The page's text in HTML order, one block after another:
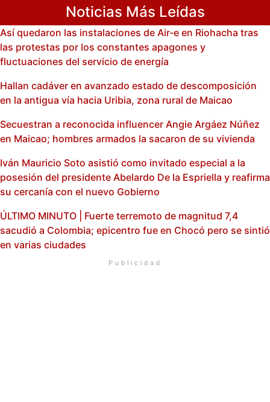
Noticias Más Leídas
Así quedaron las instalaciones de Air-e en Riohacha tras
las protestas por los constantes apagones y
fluctuaciones del servicio de energía
Hallan cadáver en avanzado estado de descomposición
en la antigua vía hacia Uribia, zona rural de Maicao
Secuestran a reconocida influencer Angie Argáez Núñez
en Maicao; hombres armados la sacaron de su vivienda
Iván Mauricio Soto asistió como invitado especial a la
posesión del presidente Abelardo De la Espriella y reafirma
su cercanía con el nuevo Gobierno
ÚLTIMO MINUTO | Fuerte terremoto de magnitud 7,4
sacudió a Colombia; epicentro fue en Chocó pero se sintió
en varias ciudades
Publicidad